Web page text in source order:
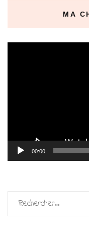
MA
00:00
Rechercher :